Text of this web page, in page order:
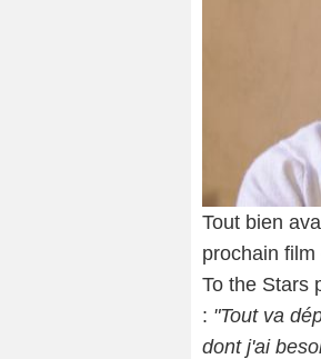
Tout bien
prochain film
To the Stars
: "Tout va
dont j'ai